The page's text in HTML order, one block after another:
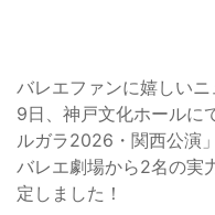
バレエファンに嬉しい
9日、神戸文化ホールに
ルガラ2026・関西公演
バレエ劇場から2名の実
定しました！